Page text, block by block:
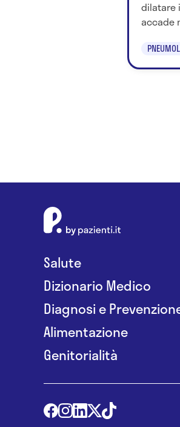
dilatare
accade
Salute
Dizionario Medico
Diagnosi e
Alimentazione
Genitorialità